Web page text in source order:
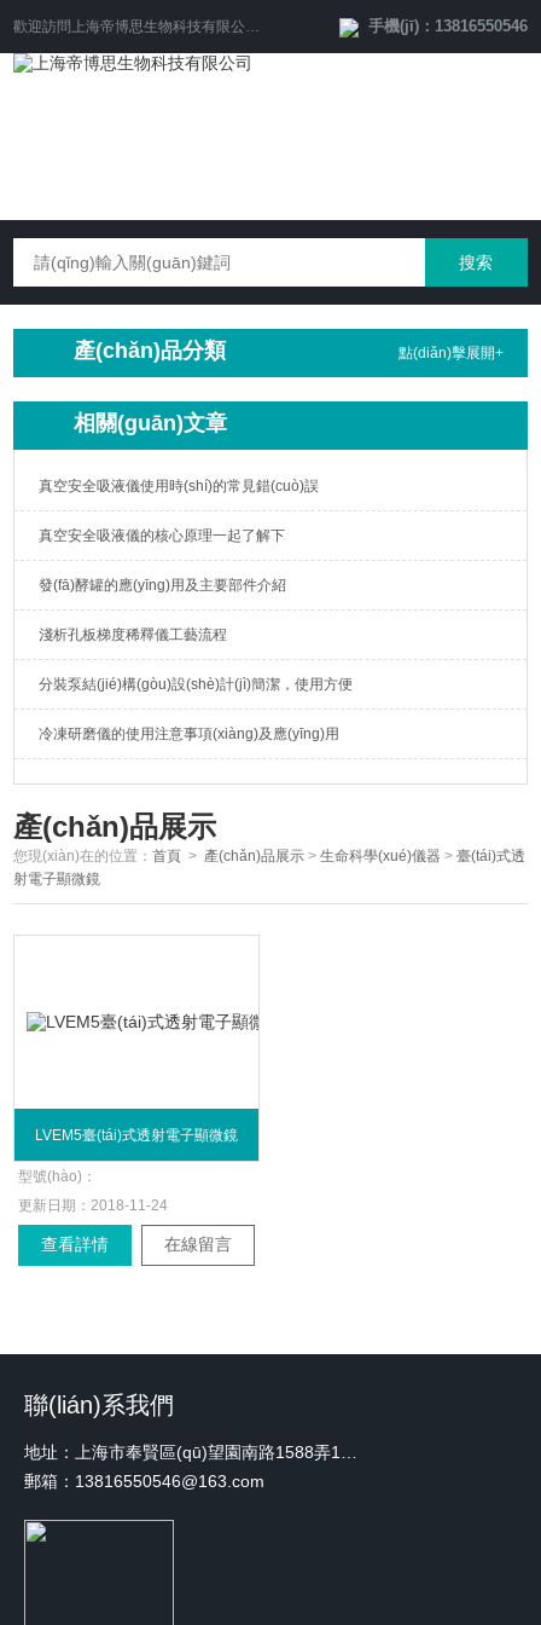
歡迎訪問 上海帝博思生物科技有限公司 網(wǎng)站！ 手機(jī)：13816550546
產(chǎn)品分類 點(diǎn)擊展開+
相關(guān)文章
真空安全吸液儀使用時(shí)的常見錯(cuò)誤
真空安全吸液儀的核心原理一起了解下
發(fā)酵罐的應(yīng)用及主要部件介紹
淺析孔板梯度稀釋儀工藝流程
分裝泵結(jié)構(gòu)設(shè)計(jì)簡潔，使用方便
冷凍研磨儀的使用注意事項(xiàng)及應(yīng)用
產(chǎn)品展示
您現(xiàn)在的位置：首頁 > 產(chǎn)品展示 >生命科學(xué)儀器 >臺(tái)式透
射電子顯微鏡
LVEM5臺(tái)式透射電子顯微鏡
型號(hào)：
更新日期：2018-11-24
查看詳情 在線留言
聯(lián)系我們
郵箱：13816550546@163.com